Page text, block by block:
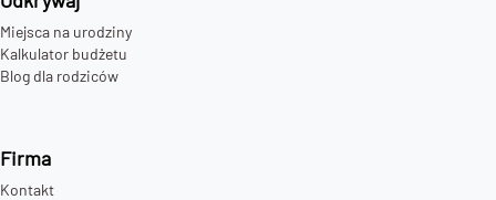
Miejsca na urodziny
Kalkulator budżetu
Blog dla rodziców
Firma
Kontakt